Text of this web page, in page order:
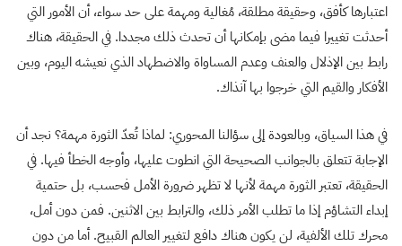
اعتبارها كأفق، وحقيقة مطلقة، مُغالية ومهمة على حد سواء، أن الأمور التي
أحدثت تغييرا فيما مضى بإمكانها أن تحدث ذلك مجددا. في الحقيقة، هناك
رابط بين الإذلال والعنف وعدم المساواة والاضطهاد الذي نعيشه اليوم، وبين
الأفكار والقيم التي خرجوا بها آنذاك.
في هذا السياق، وبالعودة إلى سؤالنا المحوري: لماذا تُعدّ الثورة مهمة؟ نجد أن
الإجابة تتعلق بالجوانب الصحيحة التي انطوت عليها، وأوجه الخطأ فيها. في
الحقيقة، تعتبر الثورة مهمة لأنها لا تظهر ضرورة الأمل فحسب، بل حتمية
إبداء التشاؤم إذا ما تطلب الأمر ذلك، والترابط بين الاثنين. فمن دون أمل،
محرك تلك الألفية، لن يكون هناك دافع لتغيير العالم القبيح. أما من دون